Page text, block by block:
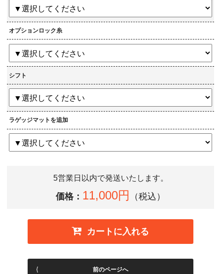
オプションロック糸
シフト
ラゲッジマットを追加
5営業日以内で発送いたします。
価格： 11,000円 （税込）
カートに入れる
前のページへ